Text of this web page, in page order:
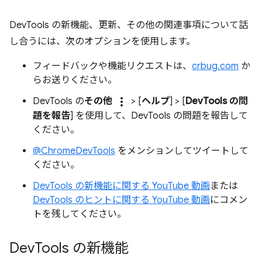
DevTools の新機能、更新、その他の関連事項について話
し合うには、次のオプションを使用します。
フィードバックや機能リクエストは、 crbug.com か
らお送りください。
DevTools のその他 more_vert > [ヘルプ] > [DevTools の問
題を報告] を使用して、DevTools の問題を報告して
ください。
@ChromeDevTools をメンションしてツイートして
ください。
DevTools の新機能に関する YouTube 動画 または
DevTools のヒントに関する YouTube 動画にコメン
トを残してください。
DevTools の新機能